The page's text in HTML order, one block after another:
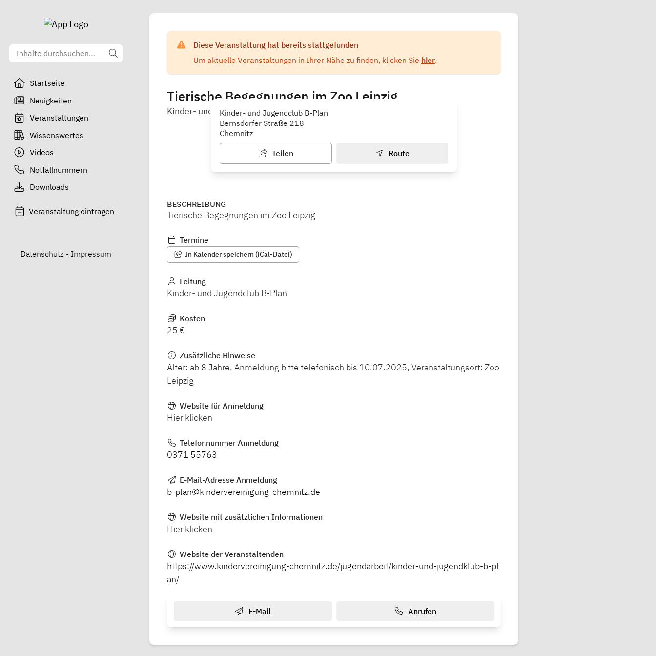
Startseite
Neuigkeiten
Veranstaltungen
Wissenswertes
Videos
Notfallnummern
Downloads
Veranstaltung eintragen
Datenschutz • Impressum
Diese Veranstaltung hat bereits stattgefunden
Um aktuelle Veranstaltungen in Ihrer Nähe zu finden, klicken Sie hier.
Tierische Begegnungen im Zoo Leipzig
Kinder- und Jugendklub B-Plan
Kinder- und Jugendclub B-Plan
Bernsdorfer Straße 218
Chemnitz
Teilen Route
BESCHREIBUNG
Tierische Begegnungen im Zoo Leipzig
Termine
In Kalender speichern (iCal-Datei)
Leitung
Kinder- und Jugendclub B-Plan
Kosten
25 €
Zusätzliche Hinweise
Alter: ab 8 Jahre, Anmeldung bitte telefonisch bis 10.07.2025, Veranstaltungsort: Zoo
Leipzig
Website für Anmeldung
Hier klicken
Telefonnummer Anmeldung
0371 55763
E-Mail-Adresse Anmeldung
b-plan@kindervereinigung-chemnitz.de
Website mit zusätzlichen Informationen
Hier klicken
Website der Veranstaltenden
https://www.kindervereinigung-chemnitz.de/jugendarbeit/kinder-und-jugendklub-b-pl
an/
E-Mail Anrufen